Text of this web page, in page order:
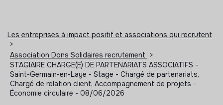
Les entreprises à impact positif et associations qui recrutent
>
Association Dons Solidaires recrutement
>
STAGIAIRE CHARGE(E) DE PARTENARIATS ASSOCIATIFS -
Saint-Germain-en-Laye - Stage - Chargé de partenariats,
Chargé de relation client, Accompagnement de projets -
Économie circulaire - 08/06/2026